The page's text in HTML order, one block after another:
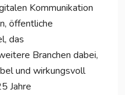
Kommunikation
öffentliche
das
Branchen dabei,
und wirkungsvoll
Jahre